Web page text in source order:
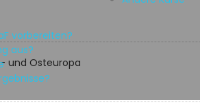
vorbereiten?
aus?
und Osteuropa